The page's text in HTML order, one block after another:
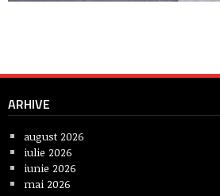
ARHIVE
august 2026
iulie 2026
iunie 2026
mai 2026